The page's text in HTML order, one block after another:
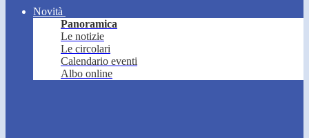
Novità
Panoramica
Le notizie
Le circolari
Calendario eventi
Albo online